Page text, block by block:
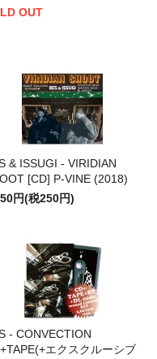
OUT
& ISSUGI - VIRIDIAN
[CD] P-VINE (2018)
円(税250円)
- CONVECTION
エクスクルーシブ